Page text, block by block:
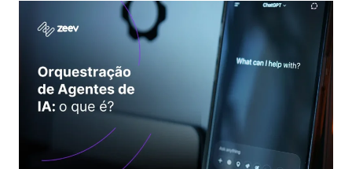
SUBSTITUIÇÃO
TAREFAS
HUMANAS:
COMO
DECIDIR